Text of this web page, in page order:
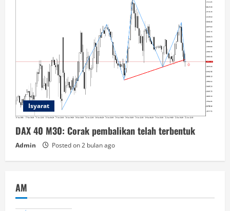
Isyarat
DAX 40 M30: Corak pembalikan telah terbentuk
Admin Posted on 2 bulan ago
AM